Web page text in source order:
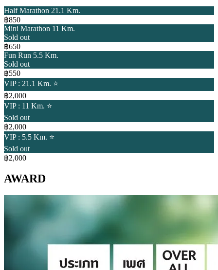
Half Marathon 21.1 Km.
฿850
Mini Marathon 11 Km.
Sold out
฿650
Fun Run 5.5 Km.
Sold out
฿550
VIP : 21.1 Km. ⭐
฿2,000
VIP : 11 Km. ⭐
Sold out
฿2,000
VIP : 5.5 Km. ⭐
Sold out
฿2,000
AWARD